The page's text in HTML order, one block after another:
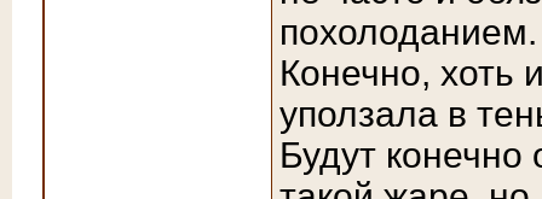
похолоданием.
Конечно, хоть
уползала в
Будут